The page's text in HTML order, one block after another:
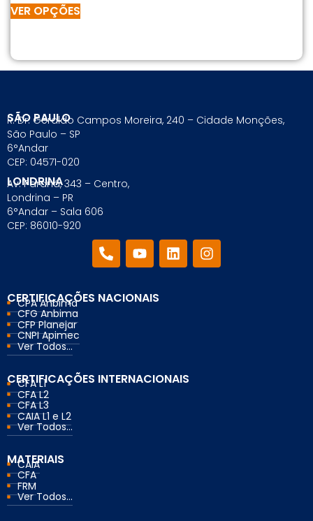
VER OPÇÕES
SÃO PAULO
R. Dr. Geraldo Campos Moreira, 240 – Cidade Monções,
São Paulo – SP
6°Andar
CEP: 04571-020
LONDRINA
Av. Paraná, 343 – Centro,
Londrina – PR
6°Andar – Sala 606
CEP: 86010-920
CERTIFICAÇÕES NACIONAIS
CPA Anbima
CFG Anbima
CFP Planejar
CNPI Apimec
Ver Todos...
CERTIFICAÇÕES INTERNACIONAIS
CFA L1
CFA L2
CFA L3
CAIA L1 e L2
Ver Todos...
MATERIAIS
CAIA
CFA
FRM
Ver Todos...